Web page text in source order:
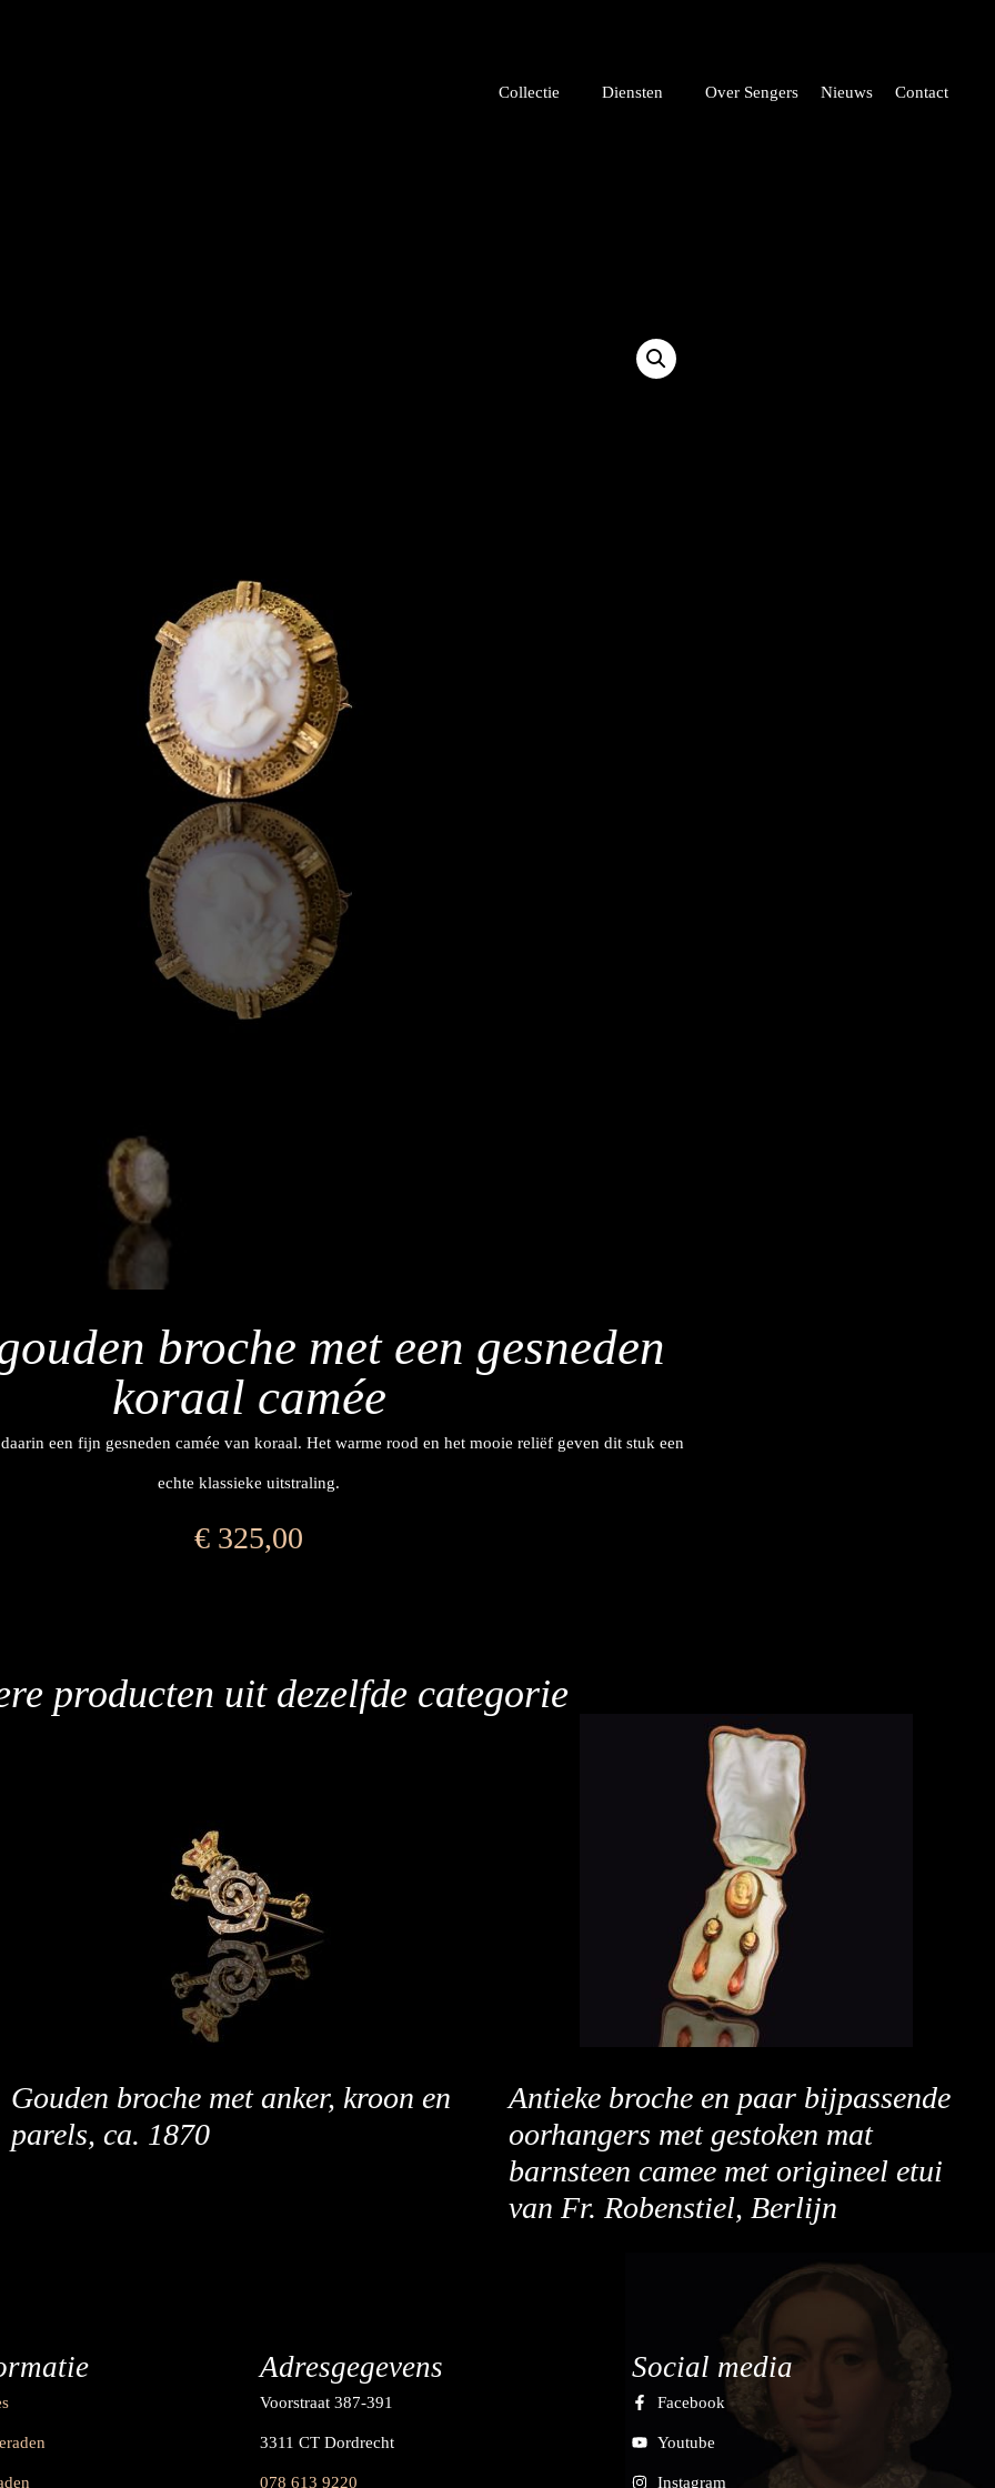
Collectie Diensten Over Sengers Nieuws Contact
broche met een gesneden
koraal camée
een fijn gesneden camée van koraal. Het warme rood en het mooie reliëf geven dit stuk een
echte klassieke uitstraling.
€ 325,00
producten uit dezelfde categorie
Gouden broche met anker, kroon en
parels, ca. 1870
Antieke broche en paar bijpassende
oorhangers met gestoken mat
barnsteen camee met origineel etui
van Fr. Robenstiel, Berlijn
Adresgegevens
Voorstraat 387-391
3311 CT Dordrecht
078 613 9220
Social media
Facebook
Youtube
Instagram